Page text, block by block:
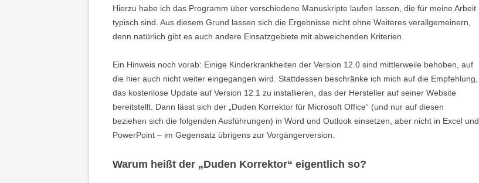
Hierzu habe ich das Programm über verschiedene Manuskripte laufen lassen, die für meine Arbeit
typisch sind. Aus diesem Grund lassen sich die Ergebnisse nicht ohne Weiteres verallgemeinern,
denn natürlich gibt es auch andere Einsatzgebiete mit abweichenden Kriterien.
Ein Hinweis noch vorab: Einige Kinderkrankheiten der Version 12.0 sind mittlerweile behoben, auf
die hier auch nicht weiter eingegangen wird. Stattdessen beschränke ich mich auf die Empfehlung,
das kostenlose Update auf Version 12.1 zu installieren, das der Hersteller auf seiner Website
bereitstellt. Dann lässt sich der „Duden Korrektor für Microsoft Office“ (und nur auf diesen
beziehen sich die folgenden Ausführungen) in Word und Outlook einsetzen, aber nicht in Excel und
PowerPoint – im Gegensatz übrigens zur Vorgängerversion.
Warum heißt der „Duden Korrektor“ eigentlich so?